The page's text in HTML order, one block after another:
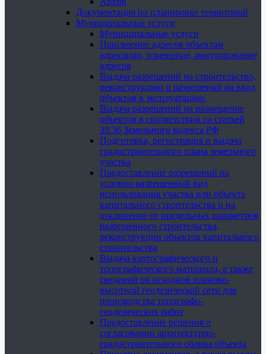
Документация по планировке территорий
Муниципальные услуги
Муниципальные услуги
Присвоение адресов объектам
адресации, изменение, аннулирование
адресов
Выдача разрешений на строительство,
реконструкцию и разрешений на ввод
объектов в эксплуатацию.
Выдача разрешений на размещение
объектов в соответствии со статьей
39.36 Земельного кодекса РФ
Подготовка, регистрация и выдача
градостроительного плана земельного
участка
Предоставление разрешений на
условно разрешенный вид
использования участка или объекта
капитального строительства и на
отклонение от предельных параметров
разрешенного строительства,
реконструкции объектов капитального
строительства
Выдача картографического и
топографического материала, а также
сведений об исходной планово-
высотной геодезической сети для
производства топографо-
геодезических работ
Предоставление решения о
согласовании архитектурно-
градостроительного облика объекта